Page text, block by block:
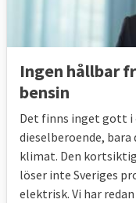
Ingen hållbar
bensin
Det finns inget gott
dieselberoende,
klimat. Den
löser inte Sveriges
elektrisk. Vi har